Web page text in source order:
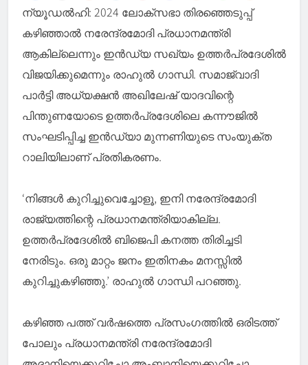
ന്യൂഡല്‍ഹി: 2024 ലോക്‌സഭാ തിരഞ്ഞെടുപ്പ്
കഴിഞ്ഞാല്‍ നരേന്ദ്രമോദി പ്രധാനമന്ത്രി
ആകില്ലെന്നും ഇന്‍ഡ്യ സഖ്യം ഉത്തർപ്രദേശിൽ
വിജയിക്കുമെന്നും രാഹുൽ ഗാന്ധി. സമാജ്വാദി
പാര്‍ട്ടി അധ്യക്ഷന്‍ അഖിലേഷ് യാദവിന്റെ
പിന്തുണയോടെ ഉത്തര്‍പ്രദേശിലെ കന്നൗജില്‍
സംഘടിപ്പിച്ച ഇന്‍ഡ്യാ മുന്നണിയുടെ സംയുക്ത
റാലിയിലാണ് പ്രതികരണം.
‘നിങ്ങള്‍ കുറിച്ചുവെച്ചോളൂ, ഇനി നരേന്ദ്രമോദി
രാജ്യത്തിന്റെ പ്രധാനമന്ത്രിയാകില്ല.
ഉത്തര്‍പ്രദേശില്‍ ബിജെപി കനത്ത തിരിച്ചടി
നേരിടും. ഒരു മാറ്റം ജനം ഇതിനകം മനസ്സില്‍
കുറിച്ചുകഴിഞ്ഞു.’ രാഹുല്‍ ഗാന്ധി പറഞ്ഞു.
കഴിഞ്ഞ പത്ത് വര്‍ഷത്തെ പ്രസംഗത്തില്‍ ഒരിടത്ത്
പോലും പ്രധാനമന്ത്രി നരേന്ദ്രമോദി